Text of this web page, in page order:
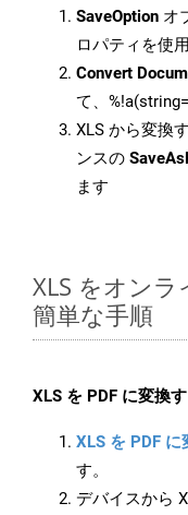
SaveOption オ
ロパティを使
Convert
て、
XLS から変換
ンスの
ます
XLS をオンラ
簡単な手順
XLS を PDF に変換
XLS を PDF に
す。
デバイスから